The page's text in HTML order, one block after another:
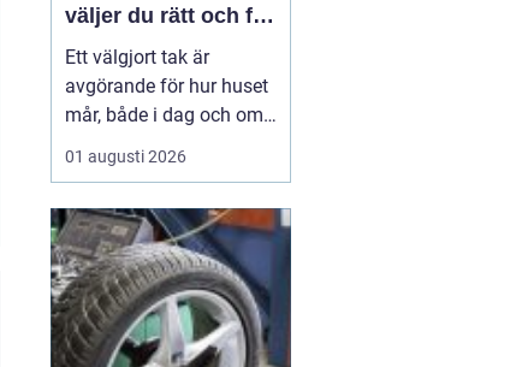
väljer du rätt och får
ett tak som håller
Ett välgjort tak är
avgörande för hur huset
mår, både i dag och om
tjugo år. I Katrineholm
märks varje årstid
regniga höstar och heta
sommardagar sliter hårt
på...
01 augusti 2026